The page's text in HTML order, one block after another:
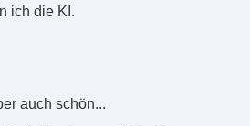
ich die KI.
auch schön...